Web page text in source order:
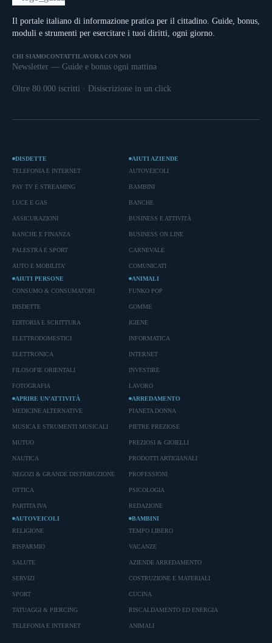
Il portale italiano di informazione pratica per il cittadino. Guide, bonus,
moduli e strumenti per esercitare i tuoi diritti, ogni giorno.
CHI SIAMOCONTATTI LAVORA CON NOI
Newsletter — Guide e bonus ogni mattina
Oltre 80.000 iscritti · Disiscrizione in un click
DISDETTE
TELEFONIA E INTERNET
PAY TV E STREAMING
LUCE E GAS
ASSICURAZIONI
BANCHE E FINANZA
PALESTRA E SPORT
AUTO E MOBILITA'
AIUTI AZIENDE
AUTOVEICOLI
BAMBINI
BANCHE
BUSINESS E ATTIVITÀ
BUSINESS ON LINE
CARNEVALE
COMUNICATI
AIUTI PERSONE
CONSUMO & CONSUMATORI
DISDETTE
EDITORIA E SCRITTURA
ELETTRODOMESTICI
ELETTRONICA
FILOSOFIE ORIENTALI
FOTOGRAFIA
ANIMALI
FUNKO POP
GOMME
IGIENE
INFORMATICA
INTERNET
INVESTIRE
LAVORO
APRIRE UN’ATTIVITÀ
MEDICINE ALTERNATIVE
MUSICA E STRUMENTI MUSICALI
MUTUO
NAUTICA
NEGOZI & GRANDE DISTRIBUZIONE
OTTICA
PARTITA IVA
ARREDAMENTO
PIANETA DONNA
PIETRE PREZIOSE
PREZIOSI & GIOIELLI
PRODOTTI ARTIGIANALI
PROFESSIONI
PSICOLOGIA
REDAZIONE
AUTOVEICOLI
RELIGIONE
RISPARMIO
SALUTE
SERVIZI
SPORT
TATUAGGI & PIERCING
TELEFONIA E INTERNET
BAMBINI
TEMPO LIBERO
VACANZE
AZIENDE ARREDAMENTO
COSTRUZIONE E MATERIALI
CUCINA
RISCALDAMENTO ED ENERGIA
ANIMALI